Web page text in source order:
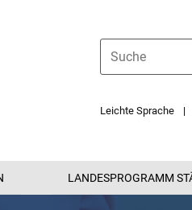
Leichte Sprache
LANDESPROGRAMM